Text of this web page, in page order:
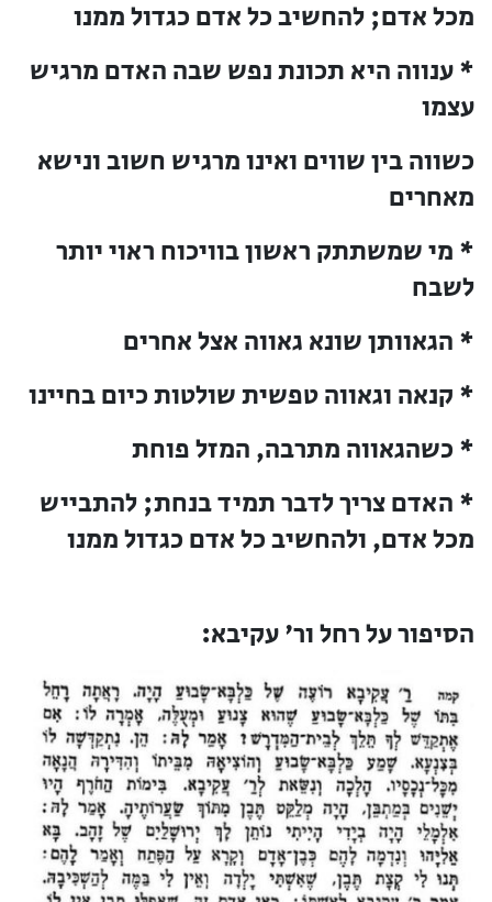
מכל אדם; להחשיב כל אדם כגדול ממנו
* ענווה היא תכונת נפש שבה האדם מרגיש
עצמו
כשווה בין שווים ואינו מרגיש חשוב ונישא
מאחרים
* מי שמשתתק ראשון בוויכוח ראוי יותר
לשבח
* הגאוותן שונא גאווה אצל אחרים
* קנאה וגאווה טפשית שולטות כיום בחיינו
* כשהגאווה מתרבה, המזל פוחת
* האדם צריך לדבר תמיד בנחת; להתבייש
מכל אדם, ולהחשיב כל אדם כגדול ממנו
הסיפור על רחל ור' עקיבא: